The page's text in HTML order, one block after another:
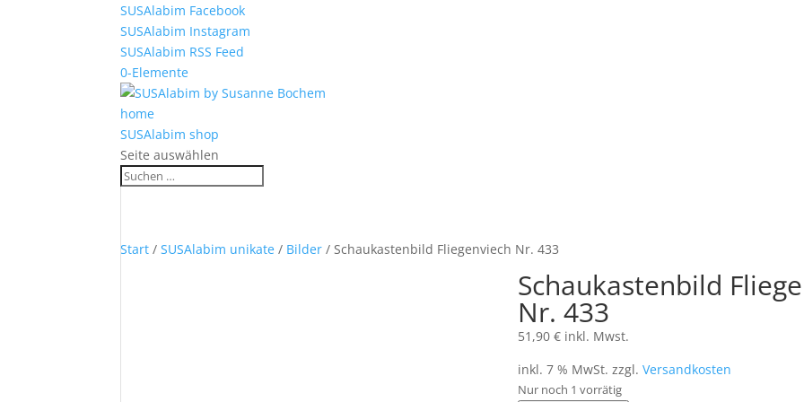
SUSAlabim Facebook
SUSAlabim Instagram
SUSAlabim RSS Feed
0-Elemente
home
SUSAlabim shop
Seite auswählen
Start /SUSAlabim unikate / Bilder / Schaukastenbild Fliegenviech Nr. 433
Schaukastenbild
Nr. 433
51,90 € inkl. Mwst.
inkl. 7 % MwSt. zzgl. Versandkosten
Nur noch 1 vorrätig